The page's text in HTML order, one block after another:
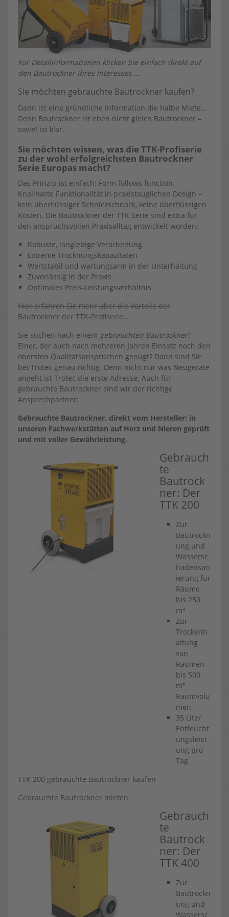
Für Detailinformationen klicken Sie einfach direkt auf
den Bautrockner Ihres Interesses …
Sie möchten gebrauchte Bautrockner kaufen?
Dann ist eine gründliche Information die halbe Miete…
Denn Bautrockner ist eben nicht gleich Bautrockner –
soviel ist klar.
Sie möchten wissen, was die TTK-Profiserie
zu der wohl erfolgreichsten Bautrockner
Serie Europas macht?
Das Prinzip ist einfach: Form follows function.
Knallharte Funktionalität in praxistauglichen Design –
kein überflüssiger Schnickschnack, keine überflüssigen
Kosten. Die Bautrockner der TTK Serie sind extra für
den anspruchsvollen Praxisalltag entwickelt worden:
Robuste, langlebige Verarbeitung
Extreme Trocknungskapazitäten
Wertstabil und wartungsarm in der Unterhaltung
Zuverlässig in der Praxis
Optimales Preis-Leistungsverhältnis
Hier erfahren Sie mehr über die Vorteile der
Bautrockner der TTK-Profiserie…
Sie suchen nach einem gebrauchten Bautrockner?
Einer, der auch nach mehreren Jahren Einsatz noch den
obersten Qualitätsansprüchen genügt? Dann sind Sie
bei Trotec genau richtig. Denn nicht nur was Neugeräte
angeht ist Trotec die erste Adresse. Auch für
gebrauchte Bautrockner sind wir der richtige
Ansprechpartner:
Gebrauchte Bautrockner, direkt vom Hersteller: in
unseren Fachwerkstätten auf Herz und Nieren geprüft
und mit voller Gewährleistung.
Gebrauch
te
Bautrock
ner: Der
TTK 200
Zur
Bautrockn
ung und
Wassersc
hadensan
ierung für
Räume
bis 250
m³
Zur
Trockenh
altung
von
Räumen
bis 500
m³
Raumvolu
men
35 Liter
Entfeucht
ungsleist
ung pro
Tag
TTK 200 gebrauchte Bautrockner kaufen
Gebrauchte Bautrockner mieten
Gebrauch
te
Bautrock
ner: Der
TTK 400
Zur
Bautrockn
ung und
Wassersc